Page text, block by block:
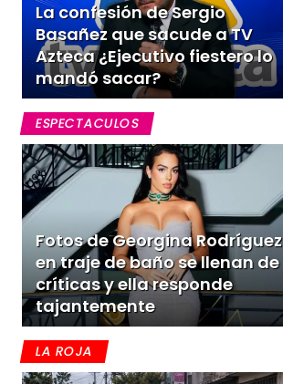
La confesión de Sergio
Basañez que sacude a TV
Azteca ¿Ejecutivo fiestero lo
mandó sacar?
ESPECTACULOS
Fotos de Georgina Rodríguez
en traje de baño se llenan de
críticas y ella responde
tajantemente
LA ROJA